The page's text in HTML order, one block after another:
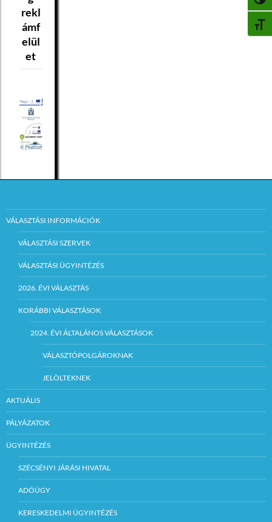
rekl
ámf
elül
et
VÁLASZTÁSI INFORMÁCIÓK
VÁLASZTÁSI SZERVEK
VÁLASZTÁSI ÜGYINTÉZÉS
2026. ÉVI VÁLASZTÁS
KORÁBBI VÁLASZTÁSOK
2024. ÉVI ÁLTALÁNOS VÁLASZTÁSOK
VÁLASZTÓPOLGÁROKNAK
JELÖLTEKNEK
AKTUÁLIS
PÁLYÁZATOK
ÜGYINTÉZÉS
SZÉCSÉNYI JÁRÁSI HIVATAL
ADÓÜGY
KERESKEDELMI ÜGYINTÉZÉS